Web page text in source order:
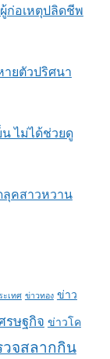
ก่อเหตุปลิดชีพ
ายตัวปริศนา
น ไม่ได้ช่วยดู
ลุคสาวหวาน
ะเทศ ข่าวทอง ข่าว
รษฐกิจ ข่าวโค
วจสลากกิน